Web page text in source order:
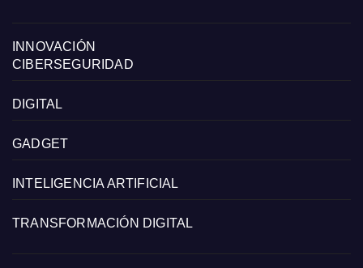
INNOVACIÓN
CIBERSEGURIDAD
DIGITAL
GADGET
INTELIGENCIA ARTIFICIAL
TRANSFORMACIÓN DIGITAL